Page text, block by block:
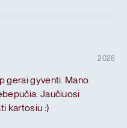
2026
gerai gyventi. Mano
Jaučiuosi
kartosiu :)